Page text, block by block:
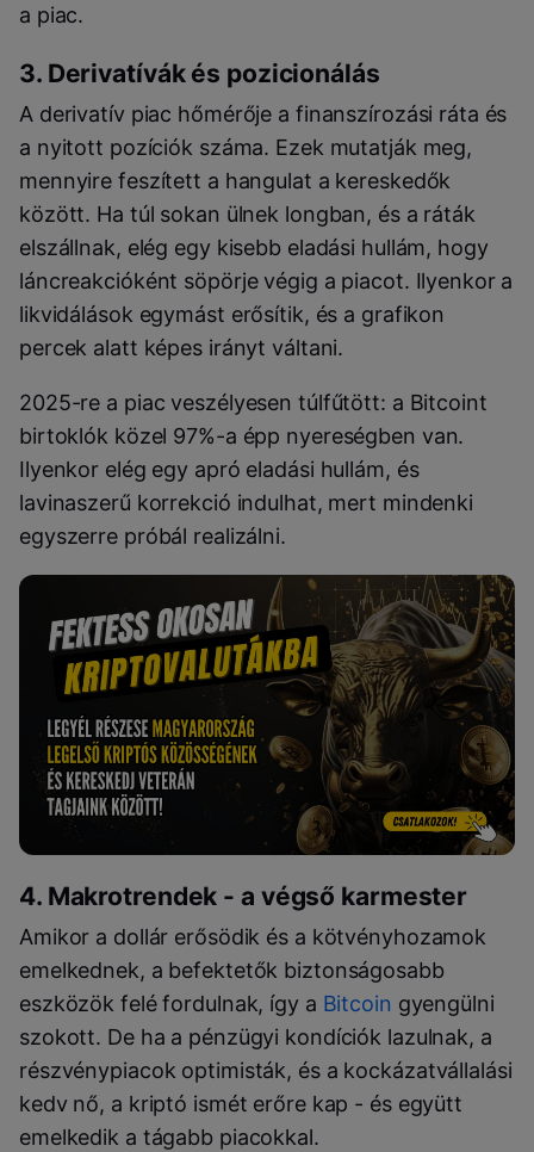
a piac.
3. Derivatívák és pozicionálás
A derivatív piac hőmérője a finanszírozási ráta és
a nyitott pozíciók száma. Ezek mutatják meg,
mennyire feszített a hangulat a kereskedők
között. Ha túl sokan ülnek longban, és a ráták
elszállnak, elég egy kisebb eladási hullám, hogy
láncreakcióként söpörje végig a piacot. Ilyenkor a
likvidálások egymást erősítik, és a grafikon
percek alatt képes irányt váltani.
2025-re a piac veszélyesen túlfűtött: a Bitcoint
birtoklók közel 97%-a épp nyereségben van.
Ilyenkor elég egy apró eladási hullám, és
lavinaszerű korrekció indulhat, mert mindenki
egyszerre próbál realizálni.
4. Makrotrendek - a végső karmester
Amikor a dollár erősödik és a kötvényhozamok
emelkednek, a befektetők biztonságosabb
eszközök felé fordulnak, így a Bitcoin gyengülni
szokott. De ha a pénzügyi kondíciók lazulnak, a
részvénypiacok optimisták, és a kockázatvállalási
kedv nő, a kriptó ismét erőre kap - és együtt
emelkedik a tágabb piacokkal.